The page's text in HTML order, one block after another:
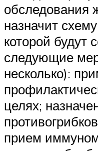
обследования
назначит
которой будут
следующие
несколько):
целях;
прием